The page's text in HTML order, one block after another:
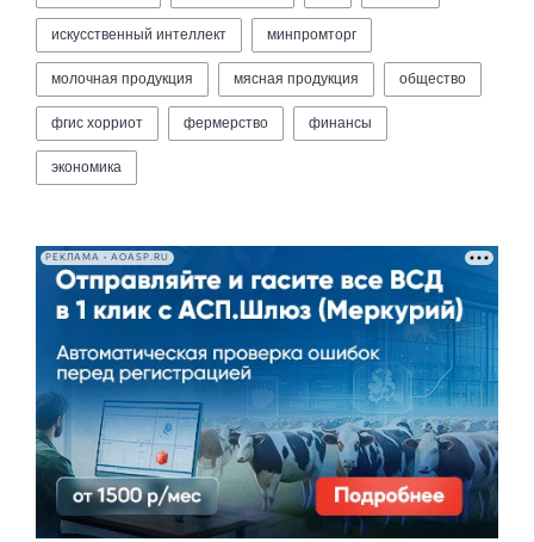
искусственный интеллект минпромторг
молочная продукция мясная продукция общество
фгис хорриот фермерство финансы
экономика
РЕКЛАМА • AOASP.RU